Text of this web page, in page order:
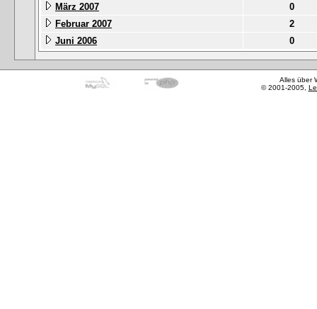
März 2007
0
Februar 2007
2
Juni 2006
0
Alles über
© 2001-2005,